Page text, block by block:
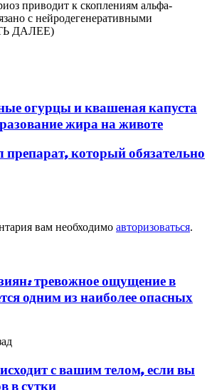
приводит к скоплениям альфа-
с нейродегенеративными
ДАЛЕЕ)
огурцы и квашеная капуста
жира на животе
препарат, который обязательно
вам необходимо авторизоваться.
тревожное ощущение в
одним из наиболее опасных
с вашим телом, если вы
в сутки